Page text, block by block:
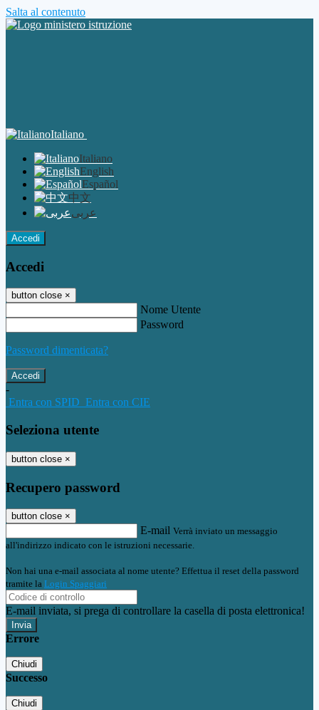
Salta al contenuto
Italiano
Italiano
English
Español
中文
عربى
Accedi
Accedi
button close ×
Nome Utente
Password
Password dimenticata?
-
Entra con SPID Entra con CIE
Seleziona utente
button close ×
Recupero password
button close ×
E-mail Verrà inviato un messaggio
all'indirizzo indicato con le istruzioni necessarie.
Non hai una e-mail associata al nome utente? Effettua il reset della password
tramite la Login Spaggiari
E-mail inviata, si prega di controllare la casella di posta elettronica!
Errore
Chiudi
Successo
Chiudi